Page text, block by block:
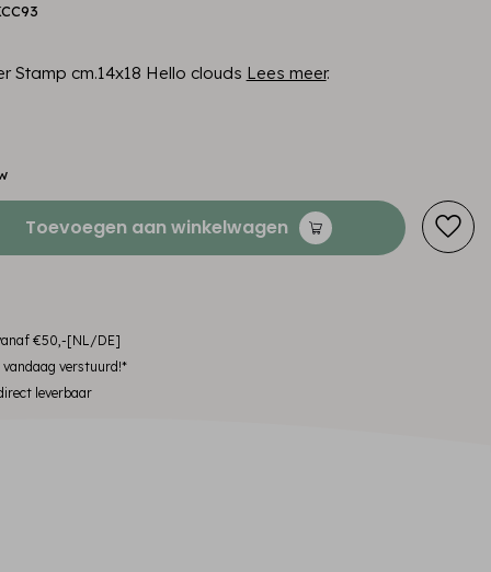
Stamp cm.14x18 Hello clouds Lees meer.
Toevoegen aan winkelwagen
€50,-[NL/DE]
vandaag verstuurd!*
leverbaar